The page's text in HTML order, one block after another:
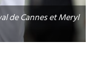
de Cannes et Meryl